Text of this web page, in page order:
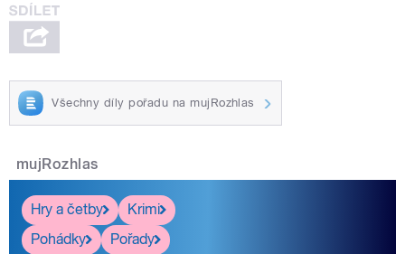
Všechny díly pořadu na mujRozhlas
mujRozhlas
Hry a četby
Krimi
Pohádky
Pořady